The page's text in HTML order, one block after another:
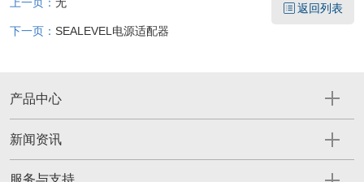
下一页： SEALEVEL电源适配器
返回列表
产品中心
新闻资讯